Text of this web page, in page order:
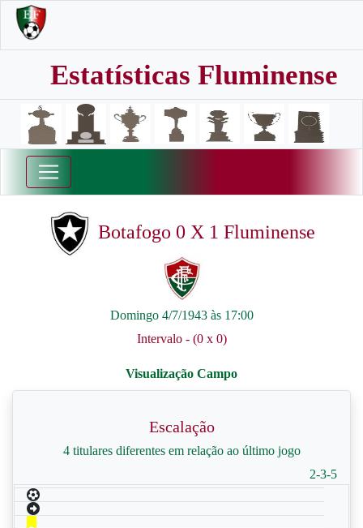
Estatísticas Fluminense
Botafogo 0 X 1 Fluminense
Domingo 4/7/1943 às 17:00
Intervalo - (0 x 0)
Escalação
4 titulares diferentes em relação ao último jogo
2-3-5